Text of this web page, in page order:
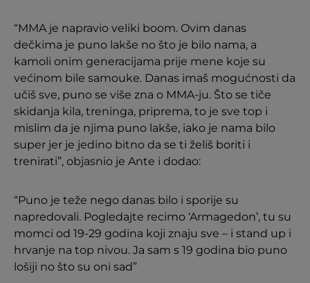
“MMA je napravio veliki boom. Ovim danas
dečkima je puno lakše no što je bilo nama, a
kamoli onim generacijama prije mene koje su
većinom bile samouke. Danas imaš mogućnosti da
učiš sve, puno se više zna o MMA-ju. Što se tiče
skidanja kila, treninga, priprema, to je sve top i
mislim da je njima puno lakše, iako je nama bilo
super jer je jedino bitno da se ti želiš boriti i
trenirati”, objasnio je Ante i dodao:
“Puno je teže nego danas bilo i sporije su
napredovali. Pogledajte recimo ‘Armagedon’, tu su
momci od 19-29 godina koji znaju sve – i stand up i
hrvanje na top nivou. Ja sam s 19 godina bio puno
lošiji no što su oni sad”